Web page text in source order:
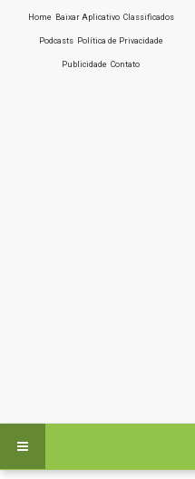
Home Baixar Aplicativo Classificados
Podcasts Política de Privacidade
Publicidade Contato